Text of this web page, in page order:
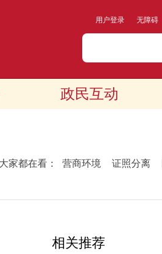
用户登录 无障碍
政民互动
大家都在看： 营商环境 证照分离
相关推荐